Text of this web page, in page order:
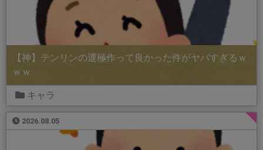
【神】テンリンの運極作って良かった件がヤバすぎるｗ
ｗｗ
キャラ
2026.08.05